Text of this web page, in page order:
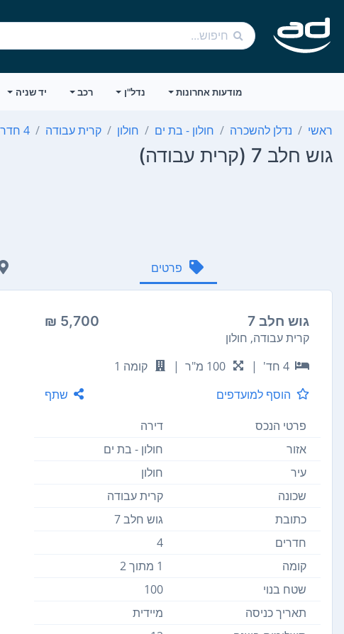
מודעות אחרונות נדל"ן רכב יד שניה
ראשי נדלן להשכרה חולון - בת ים חולון קרית עבודה 4 חדרים
גוש חלב 7 (קרית עבודה)
פרטים
גוש חלב 7 5,700 ₪
קרית עבודה, חולון
4 חד'
| 100 מ"ר |
קומה 1
הוסף למועדפים
שתף
פרטי הנכס
דירה
אזור
חולון - בת ים
עיר
חולון
שכונה
קרית עבודה
כתובת
גוש חלב 7
חדרים
4
קומה
1 מתוך 2
שטח בנוי
100
תאריך כניסה
מיידית